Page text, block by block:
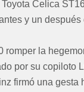
Celica
y un
la
por su copiloto
firmó una